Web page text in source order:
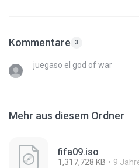
Kommentare 3
juegaso el god of war
Mehr aus diesem Ordner
fifa09.iso
1,317,728 KB 9